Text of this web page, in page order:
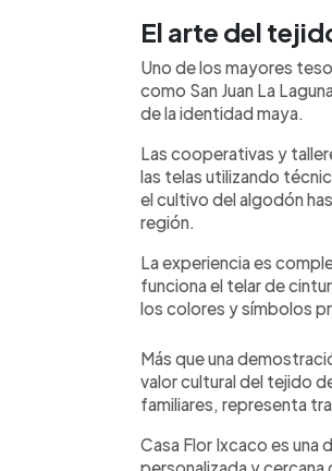
El arte del
Uno de los mayores
como San Juan La
de la identidad maya.
Las cooperativas y
las telas utilizando
el cultivo del algodón
región.
La experiencia es
funciona el telar de
los colores y símbolos
Más que una
valor cultural del tejido
familiares, representa
Casa Flor Ixcaco es una